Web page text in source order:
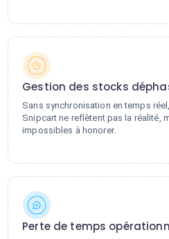
Gestion des stocks
Sans synchronisation en temps
Snipcart ne reflètent pas la réalité,
impossibles à honorer.
Perte de temps